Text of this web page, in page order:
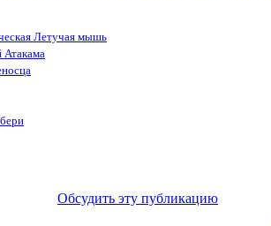
Летучая мышь
Атакама
Обсудить эту публикацию